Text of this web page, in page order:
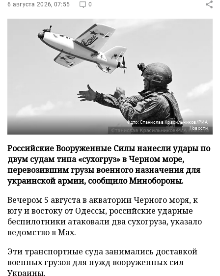
6 августа 2026, 07:55 0
Фото: Станислав Красильников/РИА
Новости
Российские Вооруженные Силы нанесли удары по
двум судам типа «сухогруз» в Черном море,
перевозившим грузы военного назначения для
украинской армии, сообщило Минобороны.
Вечером 5 августа в акватории Черного моря, к
югу и востоку от Одессы, российские ударные
беспилотники атаковали два сухогруза, указало
ведомство в Max.
Эти транспортные суда занимались доставкой
военных грузов для нужд вооруженных сил
Украины.